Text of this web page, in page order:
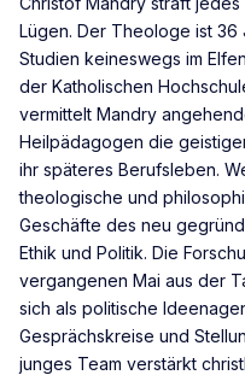
Lügen. Der Theologe ist
Studien keineswegs im
der Katholischen
vermittelt Mandry
Heilpädagogen die
ihr späteres Berufsleben.
theologische und
Geschäfte des neu
Ethik und Politik. Die
vergangenen Mai aus der
sich als politische
Gesprächskreise und
junges Team verstärkt